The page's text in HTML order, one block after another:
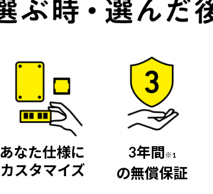
あなた仕様に
カスタマイズ
3年間※1
の無償保証